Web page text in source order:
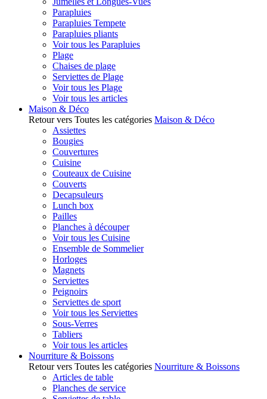
Parapluies
Parapluies Tempete
Parapluies pliants
Voir tous les Parapluies
Plage
Chaises de plage
Serviettes de Plage
Voir tous les Plage
Voir tous les articles
Maison & Déco
Retour vers Toutes les catégories Maison & Déco
Assiettes
Bougies
Couvertures
Cuisine
Couteaux de Cuisine
Couverts
Decapsuleurs
Lunch box
Pailles
Planches à découper
Voir tous les Cuisine
Ensemble de Sommelier
Horloges
Magnets
Serviettes
Peignoirs
Serviettes de sport
Voir tous les Serviettes
Sous-Verres
Tabliers
Voir tous les articles
Nourriture & Boissons
Retour vers Toutes les catégories Nourriture & Boissons
Articles de table
Planches de service